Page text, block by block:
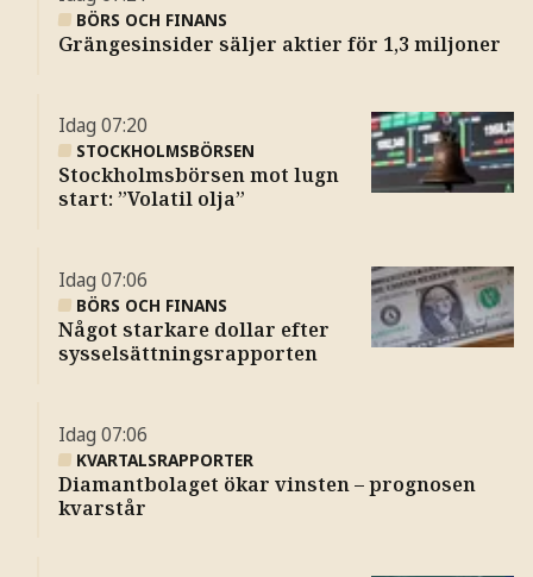
BÖRS OCH FINANS
Grängesinsider säljer aktier för 1,3 miljoner
Idag 07:20
STOCKHOLMSBÖRSEN
Stockholmsbörsen mot lugn
start: ”Volatil olja”
Idag 07:06
BÖRS OCH FINANS
Något starkare dollar efter
sysselsättningsrapporten
Idag 07:06
KVARTALSRAPPORTER
Diamantbolaget ökar vinsten – prognosen
kvarstår